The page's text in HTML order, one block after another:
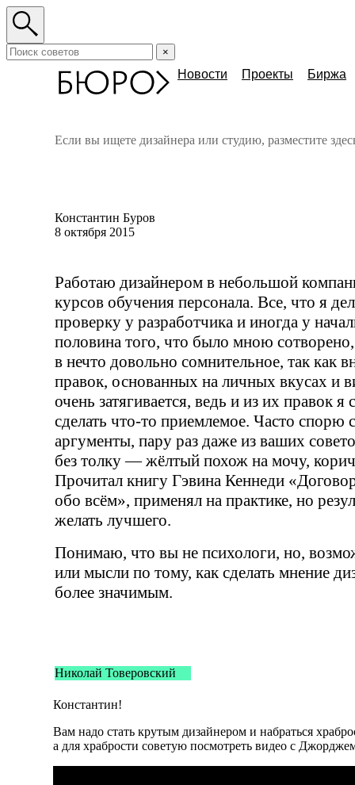
×
Новости Проекты Биржа
Если вы ищете дизайнера или студию, разместите
Константин Буров
8 октября 2015
Работаю дизайнером в небольшой
курсов обучения персонала. Все, что я
проверку у разработчика и иногда у
половина того, что было мною
в нечто довольно сомнительное, так как
правок, основанных на личных вкусах и
очень затягивается, ведь и из их правок я
сделать что-то приемлемое. Часто спорю
аргументы, пару раз даже из ваших
без толку — жёлтый похож на мочу,
Прочитал книгу Гэвина Кеннеди «
обо всём», применял на практике, но
желать лучшего.
Понимаю, что вы не психологи, но,
или мысли по тому, как сделать мнение
более значимым.
Николай Товеровский
Константин!
Вам надо стать крутым дизайнером и набраться
а для храбрости советую посмотреть видео с